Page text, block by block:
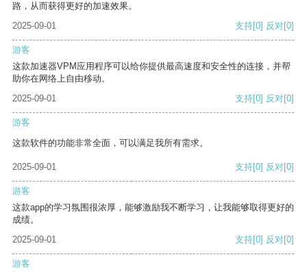
路，从而获得更好的加速效果。
2025-09-01
支持[0] 反对[0]
游客
这款加速器VPM应用程序可以给你提供最高速度和安全性的连接，并帮
助你在网络上自由移动。
2025-09-01
支持[0] 反对[0]
游客
这款软件的功能非常全面，可以满足我所有需求。
2025-09-01 支持[0] 反对[0]
游客
这款app的学习氛围很浓厚，能够激励我不断学习，让我能够取得更好的
成绩。
2025-09-01
支持[0] 反对[0]
游客